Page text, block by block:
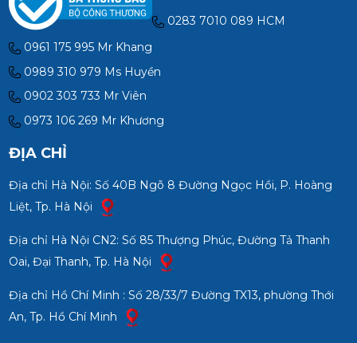
0283 7010 089 HCM
0961 175 995 Mr Khang
0989 310 979 Ms Huyền
0902 303 733 Mr Viên
0973 106 269 Mr Khương
ĐỊA CHỈ
Địa chỉ Hà Nội: Số 40B Ngõ 8 Đường Ngọc Hồi, P. Hoàng
Liệt, Tp. Hà Nội
Địa chỉ Hà Nội CN2: Số 85 Thượng Phúc, Đường Tả Thanh
Oai, Đại Thanh, Tp. Hà Nội
Địa chỉ Hồ Chí Minh : Số 28/33/7 Đường TX13, phường Thới
An, Tp. Hồ Chí Minh